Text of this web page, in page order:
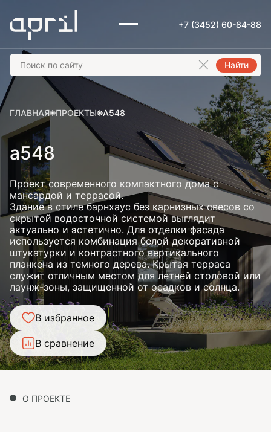
+7 (3452) 60-84-88
Найти
ГЛАВНАЯ ПРОЕКТЫ А548
а548
Проект современного компактного дома с
мансардой и террасой.
Здание в стиле барнхаус без карнизных свесов со
скрытой водосточной системой выглядит
актуально и эстетично. Для отделки фасада
используется комбинация белой декоративной
штукатурки и контрастного вертикального
планкена из темного дерева. Крытая терраса
служит отличным местом для летней столовой или
лаунж-зоны, защищенной от осадков и солнца.
В избранное
В сравнение
О ПРОЕКТЕ